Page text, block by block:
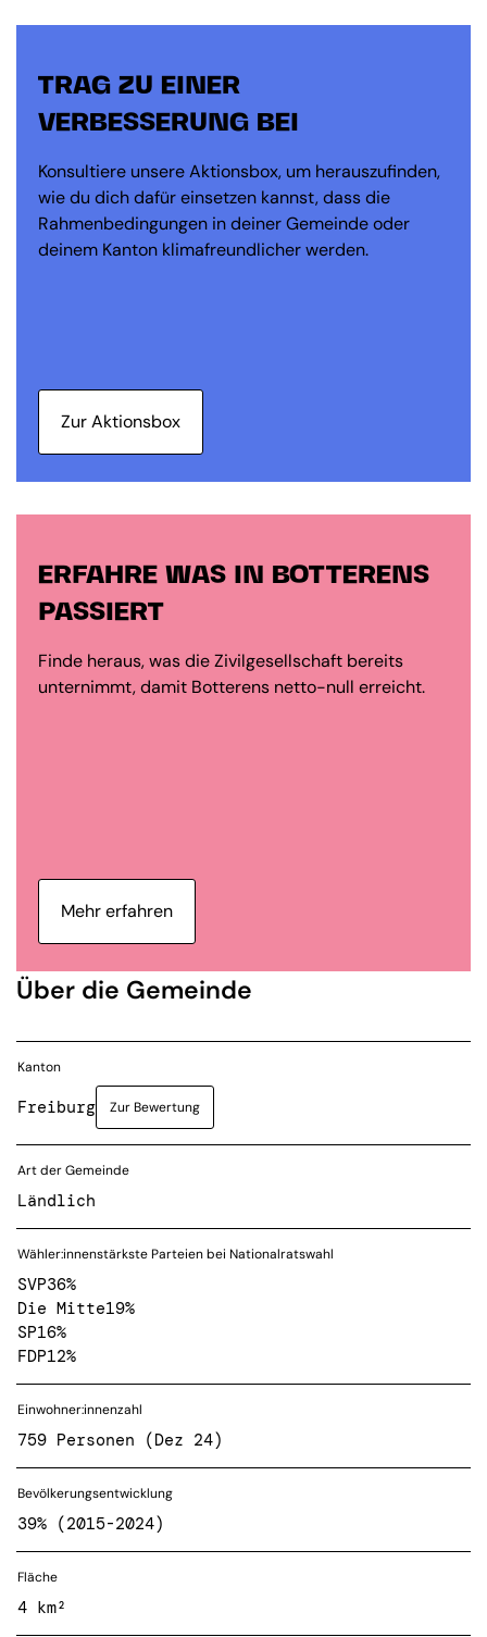
TRAG ZU EINER
VERBESSERUNG BEI
Konsultiere unsere Aktionsbox, um herauszufinden,
wie du dich dafür einsetzen kannst, dass die
Rahmenbedingungen in deiner Gemeinde oder
deinem Kanton klimafreundlicher werden.
Zur Aktionsbox
ERFAHRE WAS IN BOTTERENS
PASSIERT
Finde heraus, was die Zivilgesellschaft bereits
unternimmt, damit Botterens netto-null erreicht.
Mehr erfahren
Über die Gemeinde
Kanton
Freiburg Zur Bewertung
Art der Gemeinde
Ländlich
Wähler:innenstärkste Parteien bei Nationalratswahl
SVP36%
Die Mitte19%
SP16%
FDP12%
Einwohner:innenzahl
759 Personen (Dez 24)
Bevölkerungsentwicklung
39% (2015-2024)
Fläche
4 km²